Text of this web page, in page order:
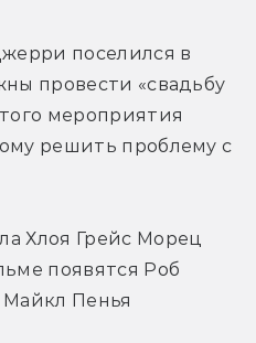
поселился в
провести «свадьбу
мероприятия
решить проблему с
Хлоя Грейс Морец
появятся Роб
Майкл Пенья